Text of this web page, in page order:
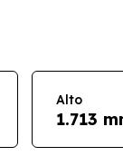
Alto
1.713